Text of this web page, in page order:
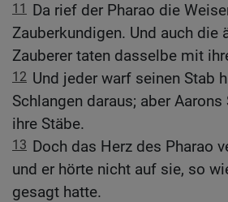
11 Da rief der Pharao die
Zauberkundigen. Und auch die
Zauberer taten dasselbe mit
12 Und jeder warf seinen Stab
Schlangen daraus; aber
ihre Stäbe.
13 Doch das Herz des Pharao
und er hörte nicht auf sie, so
gesagt hatte.